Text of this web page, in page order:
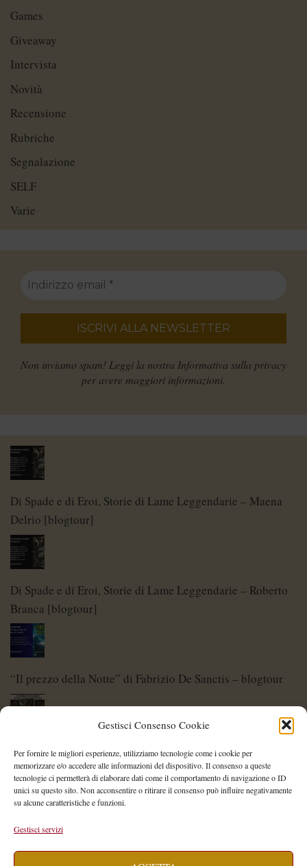
Gestisci Consenso Cookie
Per fornire le migliori esperienze, utilizziamo tecnologie come i cookie per
memorizzare e/o accedere alle informazioni del dispositivo. Il consenso a queste
tecnologie ci permetterà di elaborare dati come il comportamento di navigazione o ID
unici su questo sito. Non acconsentire o ritirare il consenso può influire negativamente
su alcune caratteristiche e funzioni.
Gestisci servizi
Games
Giveaway
Intervista
Novità
Recensione
Rubriche
Segnalazione
SELF
Varie
Non inviamo spam! Leggi la nostra Informativa sulla privacy
per avere maggiori informazioni.
Di Spade e di Eroi, Storie di Lame Leggendarie – Maena
Delrio [blogtour]
Di Spade e di Eroi, Storie di Lame Leggendarie – Roberto
Branca [blogtour]
“Il prezzo della Notte” di Fabrizio De Sanctis – blogtour
Di Spade e di Eroi – Storie di Lame Leggendarie